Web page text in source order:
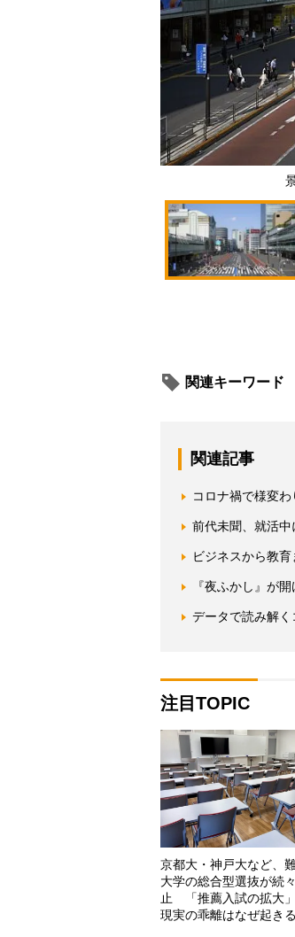
関連キーワード
関連記事
コロナ禍で様変
前代未聞、就活
ビジネスから教
『夜ふかし』が
データで読み解
注目TOPIC
京都大・神戸大など、
大学の総合型選抜が続
止 「推薦入試の拡大
現実の乖離はなぜ起き